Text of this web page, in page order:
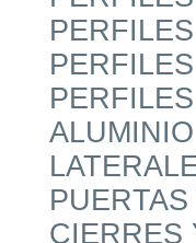
ALUMINIO
CIERRES